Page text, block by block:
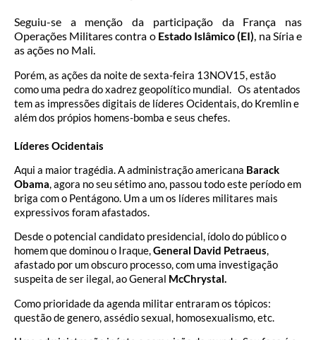
Seguiu-se a menção da participação da França nas
Operações Militares contra o Estado Islâmico (EI), na Síria e
as ações no Mali.
Porém, as ações da noite de sexta-feira 13NOV15, estão
como uma pedra do xadrez geopolítico mundial. Os atentados
tem as impressões digitais de líderes Ocidentais, do Kremlin e
além dos própios homens-bomba e seus chefes.
Líderes Ocidentais
Aqui a maior tragédia. A administração americana Barack
Obama, agora no seu sétimo ano, passou todo este período em
briga com o Pentágono. Um a um os líderes militares mais
expressivos foram afastados.
Desde o potencial candidato presidencial, ídolo do público o
homem que dominou o Iraque,General David Petraeus,
afastado por um obscuro processo, com uma investigação
suspeita de ser ilegal, ao General McChrystal.
Como prioridade da agenda militar entraram os tópicos:
questão de genero, assédio sexual, homosexualismo, etc.